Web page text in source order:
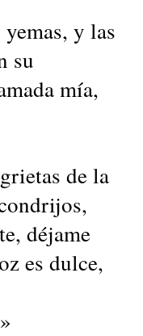
y las
su
mía,
de la
déjame
es dulce,